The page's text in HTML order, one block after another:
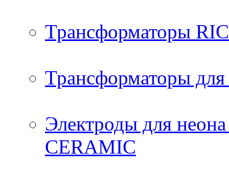
Трансформаторы
Трансформаторы
Электроды для
CERAMIC